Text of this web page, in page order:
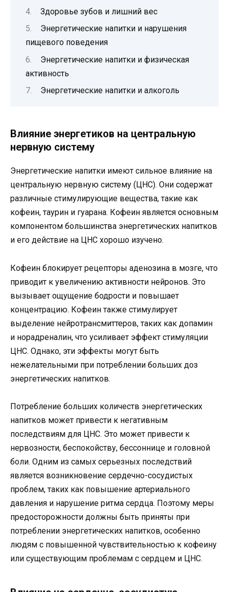
Здоровье зубов и лишний вес
Энергетические напитки и нарушения
пищевого поведения
Энергетические напитки и физическая
активность
Энергетические напитки и алкоголь
Влияние энергетиков на центральную
нервную систему
Энергетические напитки имеют сильное влияние на
центральную нервную систему (ЦНС). Они содержат
различные стимулирующие вещества, такие как
кофеин, таурин и гуарана. Кофеин является основным
компонентом большинства энергетических напитков
и его действие на ЦНС хорошо изучено.
Кофеин блокирует рецепторы аденозина в мозге, что
приводит к увеличению активности нейронов. Это
вызывает ощущение бодрости и повышает
концентрацию. Кофеин также стимулирует
выделение нейротрансмиттеров, таких как допамин
и норадреналин, что усиливает эффект стимуляции
ЦНС. Однако, эти эффекты могут быть
нежелательными при потреблении больших доз
энергетических напитков.
Потребление больших количеств энергетических
напитков может привести к негативным
последствиям для ЦНС. Это может привести к
нервозности, беспокойству, бессоннице и головной
боли. Одним из самых серьезных последствий
является возникновение сердечно-сосудистых
проблем, таких как повышение артериального
давления и нарушение ритма сердца. Поэтому меры
предосторожности должны быть приняты при
потреблении энергетических напитков, особенно
людям с повышенной чувствительностью к кофеину
или существующим проблемам с сердцем и ЦНС.